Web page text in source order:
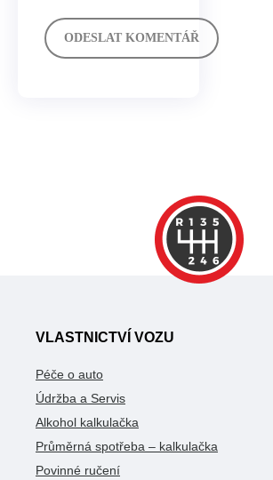
VLASTNICTVÍ VOZU
Péče o auto
Údržba a Servis
Alkohol kalkulačka
Průměrná spotřeba – kalkulačka
Povinné ručení